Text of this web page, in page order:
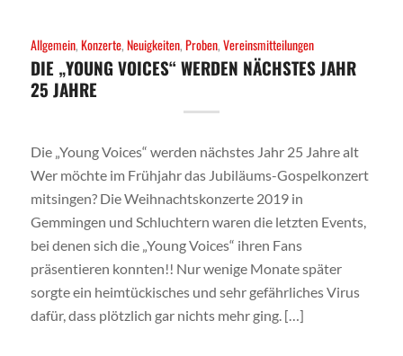
Allgemein,Konzerte,Neuigkeiten,Proben,Vereinsmitteilungen
DIE „YOUNG VOICES“ WERDEN NÄCHSTES JAHR
25 JAHRE
Die „Young Voices“ werden nächstes Jahr 25 Jahre alt
Wer möchte im Frühjahr das Jubiläums-Gospelkonzert
mitsingen? Die Weihnachtskonzerte 2019 in
Gemmingen und Schluchtern waren die letzten Events,
bei denen sich die „Young Voices“ ihren Fans
präsentieren konnten!! Nur wenige Monate später
sorgte ein heimtückisches und sehr gefährliches Virus
dafür, dass plötzlich gar nichts mehr ging. […]